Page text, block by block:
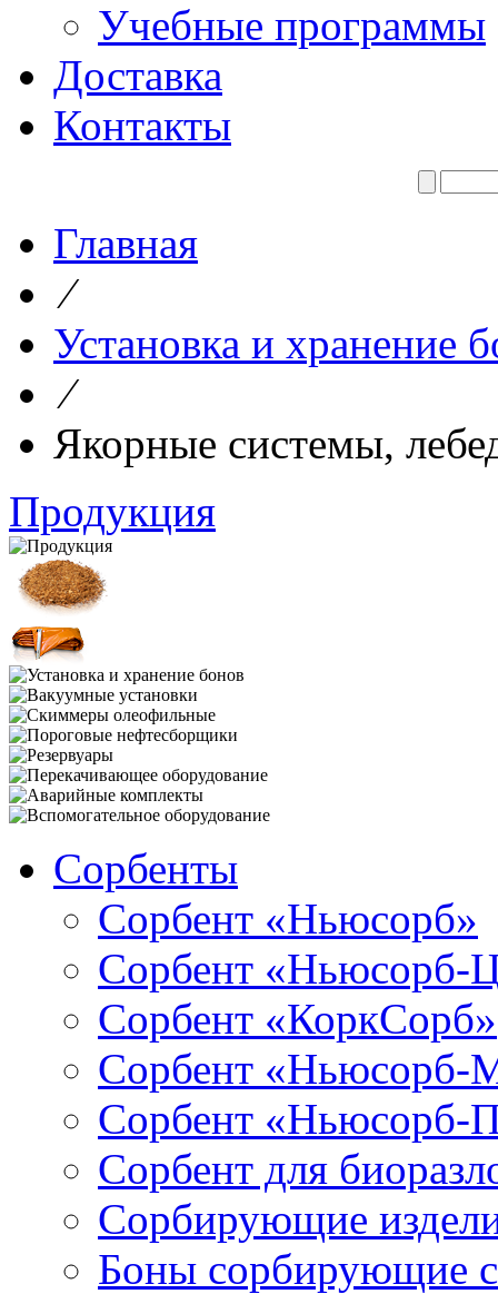
Учебные программы
Доставка
Контакты
Главная
⁄
Установка и хранение
⁄
Якорные системы,
Продукция
Сорбенты
Сорбент «Ньюсорб»
Сорбент «Ньюсорб-
Сорбент «КоркСорб»
Сорбент «Ньюсорб-
Сорбент «Ньюсорб-
Сорбент для
Сорбирующие
Боны сорбирующие